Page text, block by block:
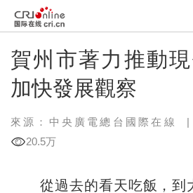
賀州市著力推動
加快發展觀察
來源：中央廣電總台國際在線
20.5万
從過去的看天吃飯，到